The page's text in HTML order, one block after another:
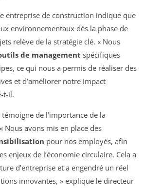
entreprise de construction indique que
environnementaux dès la phase de
relève de la stratégie clé. « Nous
de management spécifiques
ce qui nous a permis de réaliser des
et d’améliorer notre impact
t-il.
de l’importance de la
Nous avons mis en place des
pour nos employés, afin
enjeux de l’économie circulaire. Cela a
d’entreprise et a engendré un réel
innovantes, » explique le directeur